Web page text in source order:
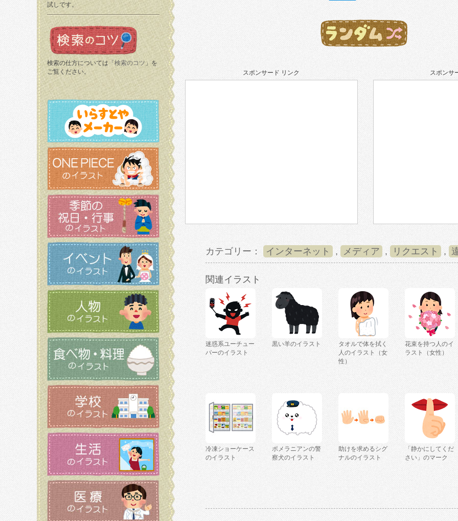
試しです。
検索の仕方については「 検索のコツ 」を
ご覧ください。
スポンサード リンク スポンサ
カテゴリー： インターネット , メディア , リクエスト ,
関連イラスト
迷惑系ユーチュー
バーのイラスト
黒い羊のイラスト
タオルで体を拭く
人のイラスト（女
性）
花束を持つ人のイ
ラスト（女性）
冷凍ショーケース
のイラスト
ポメラニアンの警
察犬のイラスト
助けを求めるシグ
ナルのイラスト
「静かにしてくだ
さい」のマーク